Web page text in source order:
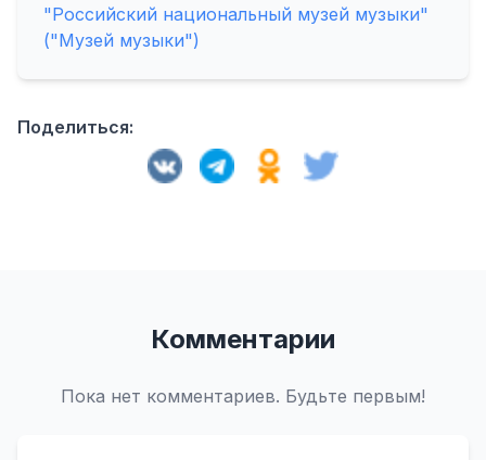
"Российский национальный музей музыки"
("Музей музыки")
Поделиться:
Комментарии
Пока нет комментариев. Будьте первым!